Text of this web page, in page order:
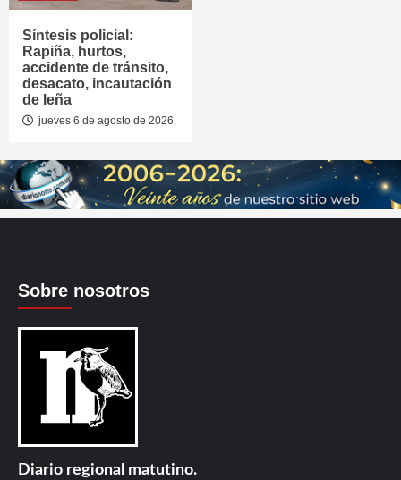
Síntesis policial:
Rapiña, hurtos,
accidente de tránsito,
desacato, incautación
de leña
jueves 6 de agosto de 2026
Sobre nosotros
Diario regional matutino.